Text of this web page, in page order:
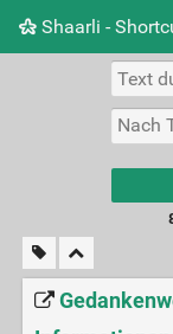
Shaarli -